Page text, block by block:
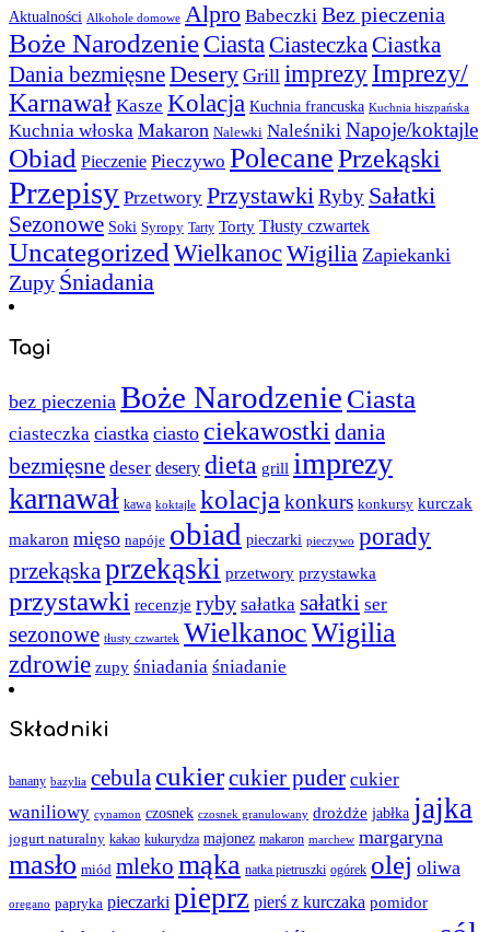
Aktualności Alkohole domowe Alpro Babeczki Bez pieczenia
Boże NarodzenieCiasta CiasteczkaCiastka
Dania bezmięsneDesery Grill imprezy Imprezy/
Karnawał Kasze Kolacja Kuchnia francuska Kuchnia hiszpańska
Kuchnia włoska Makaron Nalewki Naleśniki Napoje/koktajle
Obiad Pieczenie Pieczywo PolecanePrzekąski
Przepisy Przetwory PrzystawkiRyby Sałatki
Sezonowe Soki Syropy Tarty Torty Tłusty czwartek
Uncategorized WielkanocWigilia Zapiekanki
Zupy Śniadania
Tagi
bez pieczenia Boże Narodzenie Ciasta
ciasteczka ciastka ciasto ciekawostki dania
bezmięsne deser desery dieta grill imprezy
karnawał kawa koktajle kolacja konkurs konkursy kurczak
makaron mięso napóje obiad pieczarki pieczywo porady
przekąska przekąski przetwory przystawka
przystawki recenzje ryby sałatka sałatki ser
sezonowe tłusty czwartek WielkanocWigilia
zdrowie zupy śniadania śniadanie
Składniki
banany bazylia cebula cukiercukier puder cukier
waniliowy cynamon czosnek czosnek granulowany drożdże jabłka jajka
jogurt naturalny kakao kukurydza majonez makaron marchew margaryna
masło miód mleko mąka natka pietruszki ogórek olej oliwa
oregano papryka pieczarki pieprz pierś z kurczaka pomidor